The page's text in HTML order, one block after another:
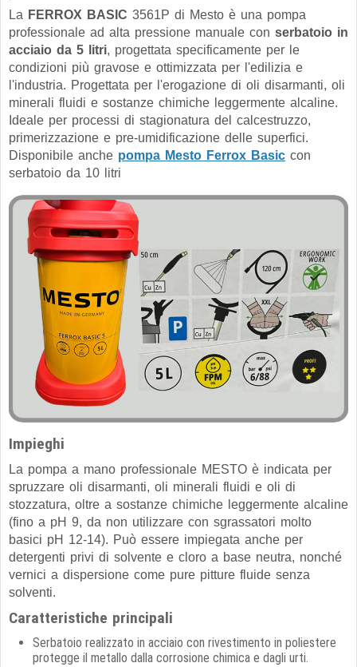
La FERROX BASIC 3561P di Mesto è una pompa
professionale ad alta pressione manuale con serbatoio in
acciaio da 5 litri, progettata specificamente per le
condizioni più gravose e ottimizzata per l'edilizia e
l'industria. Progettata per l'erogazione di oli disarmanti, oli
minerali fluidi e sostanze chimiche leggermente alcaline.
Ideale per processi di stagionatura del calcestruzzo,
primerizzazione e pre-umidificazione delle superfici.
Disponibile anche pompa Mesto Ferrox Basic con
serbatoio da 10 litri
Impieghi
La pompa a mano professionale MESTO è indicata per
spruzzare oli disarmanti, oli minerali fluidi e oli di
stozzatura, oltre a sostanze chimiche leggermente alcaline
(fino a pH 9, da non utilizzare con sgrassatori molto
basici pH 12-14). Può essere impiegata anche per
detergenti privi di solvente e cloro a base neutra, nonché
vernici a dispersione come pure pitture fluide senza
solventi.
Caratteristiche principali
Serbatoio realizzato in acciaio con rivestimento in poliestere
protegge il metallo dalla corrosione chimica e dagli urti.